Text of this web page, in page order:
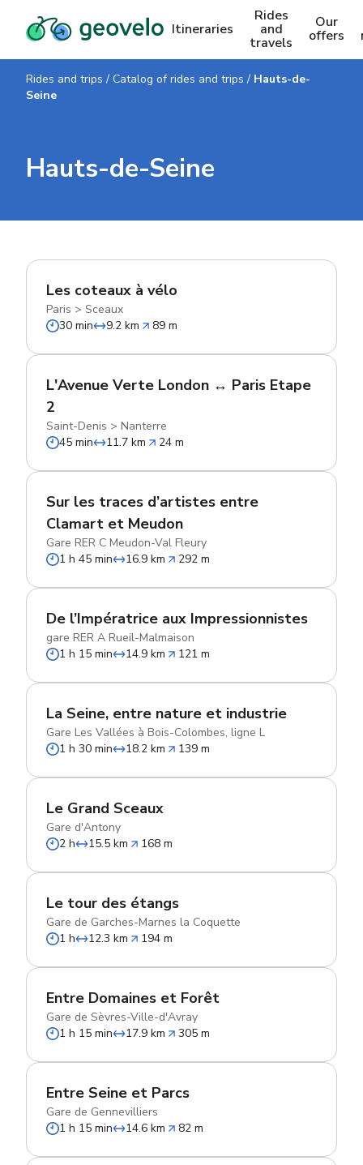
Itineraries
Rides
and
travels
Our
offers
Rides and trips / Catalog of rides and trips / Hauts-de-
Seine
Hauts-de-Seine
Les coteaux à vélo
Paris > Sceaux
30 min
9.2 km 89 m
L'Avenue Verte London ↔ Paris Etape
2
Saint-Denis > Nanterre
45 min
11.7 km 24 m
Sur les traces d’artistes entre
Clamart et Meudon
Gare RER C Meudon-Val Fleury
1 h 45 min
16.9 km 292 m
De l’Impératrice aux Impressionnistes
gare RER A Rueil-Malmaison
1 h 15 min
14.9 km 121 m
La Seine, entre nature et industrie
Gare Les Vallées à Bois-Colombes, ligne L
1 h 30 min
18.2 km 139 m
Le Grand Sceaux
Gare d'Antony
2 h
15.5 km 168 m
Le tour des étangs
Gare de Garches-Marnes la Coquette
1 h
12.3 km 194 m
Entre Domaines et Forêt
Gare de Sèvres-Ville-d'Avray
1 h 15 min
17.9 km 305 m
Entre Seine et Parcs
Gare de Gennevilliers
1 h 15 min
14.6 km 82 m